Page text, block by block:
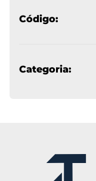
Código:
Categoria: